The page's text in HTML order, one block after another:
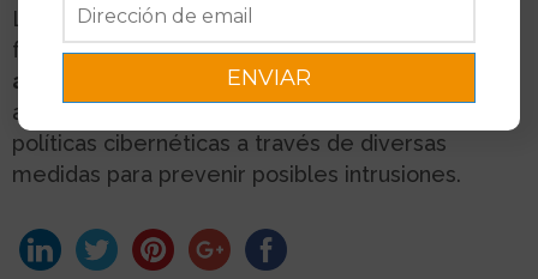
La herramientaISS Cyber ​​Risk Score
fundamentada en metodologías deinteligencia
artificial
, aprendizaje automático y análisis
avanzados, y también evaluará la eficacia de las
políticas cibernéticas a través de diversas
medidas para prevenir posibles intrusiones.